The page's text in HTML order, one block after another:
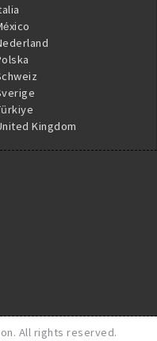
Kingdom
All rights reserved.